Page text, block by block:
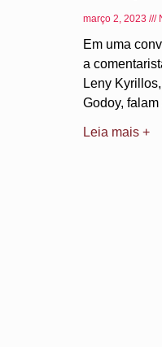
março 2, 2023
Em uma
a
Leny
Godoy, falam
Leia mais +